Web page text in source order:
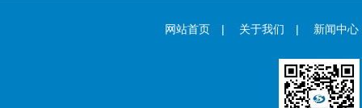
网站首页 | 关于我们 | 新闻中心